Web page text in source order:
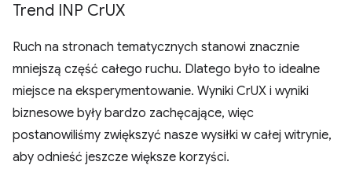
Trend INP CrUX
Ruch na stronach tematycznych stanowi znacznie
mniejszą część całego ruchu. Dlatego było to idealne
miejsce na eksperymentowanie. Wyniki CrUX i wyniki
biznesowe były bardzo zachęcające, więc
postanowiliśmy zwiększyć nasze wysiłki w całej witrynie,
aby odnieść jeszcze większe korzyści.